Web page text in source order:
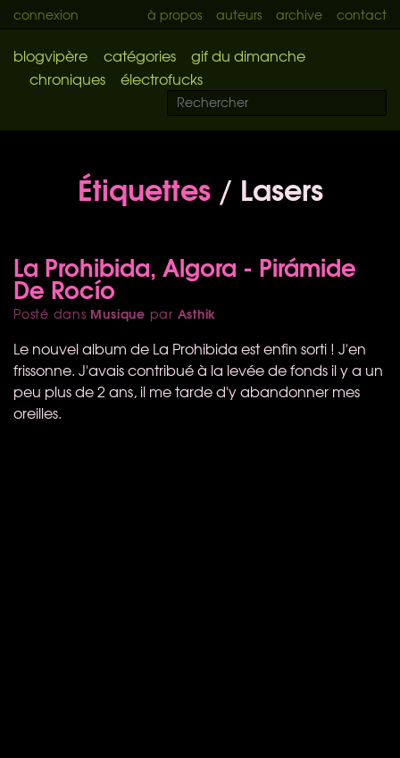
connexion à propos auteurs archive contact
blogvipère catégories
gif du dimanche
chroniques
électrofucks
Étiquettes/ Lasers
La Prohibida, Algora - Pirámide
De Rocío
Posté dans Musique par Asthik
Le nouvel album de La Prohibida est enfin sorti ! J'en
frissonne. J'avais contribué à la levée de fonds il y a un
peu plus de 2 ans, il me tarde d'y abandonner mes
oreilles.